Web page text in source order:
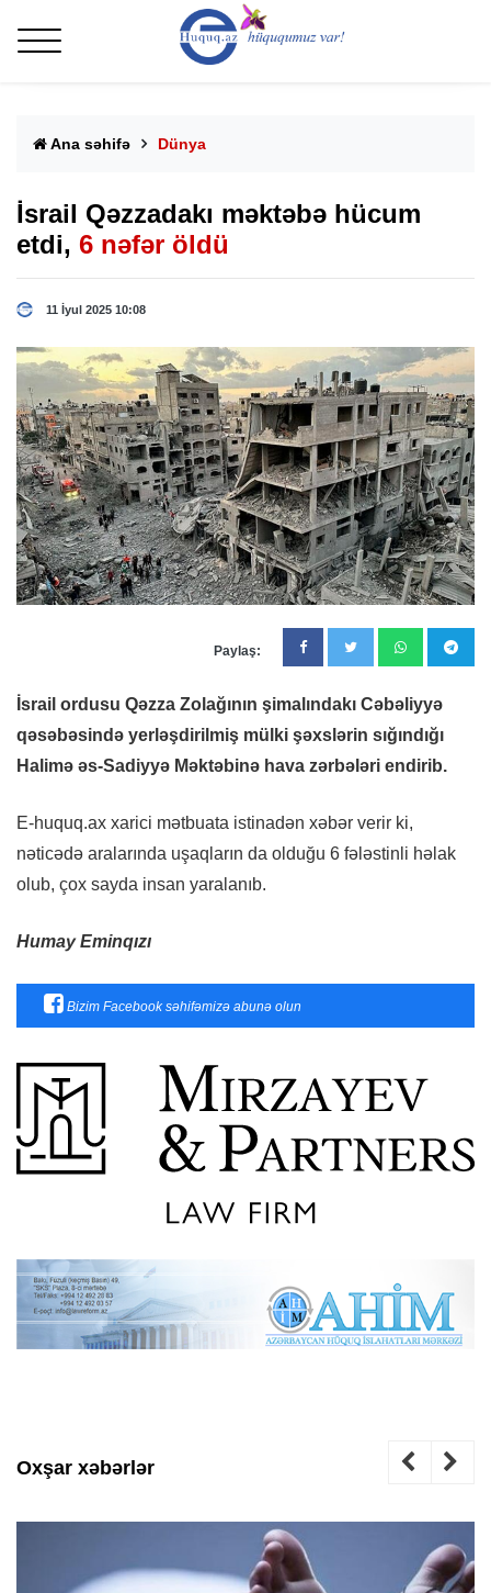
Ana səhifə Dünya
İsrail Qəzzadakı məktəbə hücum
etdi, 6 nəfər öldü
11 İyul 2025 10:08
Paylaş:
İsrail ordusu Qəzza Zolağının şimalındakı Cəbəliyyə
qəsəbəsində yerləşdirilmiş mülki şəxslərin sığındığı
Halimə əs-Sadiyyə Məktəbinə hava zərbələri endirib.
E-huquq.ax xarici mətbuata istinadən xəbər verir ki,
nəticədə aralarında uşaqların da olduğu 6 fələstinli həlak
olub, çox sayda insan yaralanıb.
Humay Eminqızı
Bizim Facebook səhifəmizə abunə olun
Oxşar xəbərlər